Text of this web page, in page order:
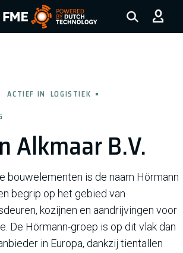
Logo, to the homepage
Alkmaar B.V.
ACTIEF IN LOGISTIEK
bouwelementen is de naam Hörmann
begrip op het gebied van
kozijnen en aandrijvingen voor
De Hörmann-groep is op dit vlak dan
in Europa, dankzij tientallen